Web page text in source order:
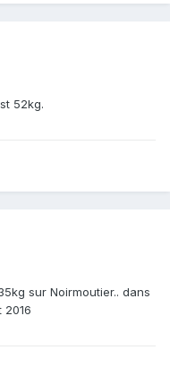
52kg.
sur Noirmoutier.. dans